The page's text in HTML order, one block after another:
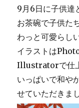
9月6日に子供達
お茶碗で子供た
わっと可愛らし
イラストは
Illustratorで仕
いっぱいで和や
せていただきま